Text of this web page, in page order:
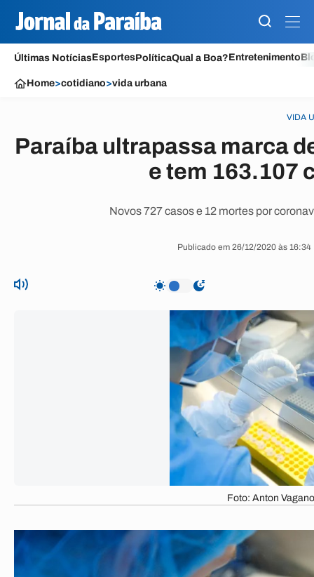
Últimas NotíciasEsportesPolíticaQual a Boa?Entretenimento
Home>cotidiano>vida urbana
VIDA
Paraíba ultrapassa marca
e tem 163.107
Novos 727 casos e 12 mortes por
Publicado em 26/12/2020 às
Foto: Anton